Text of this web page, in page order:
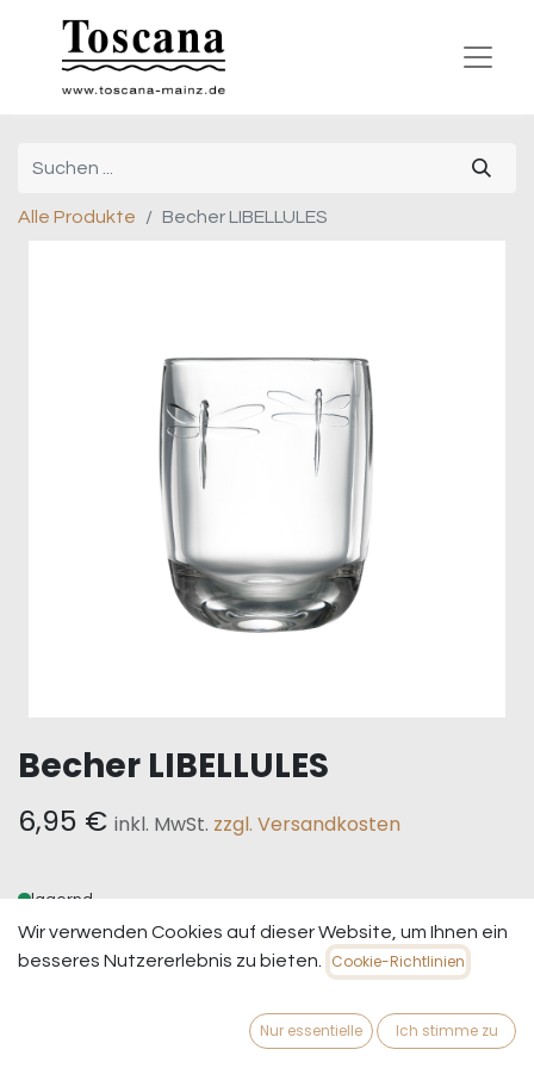
Alle Produkte Becher LIBELLULES
Becher LIBELLULES
6,95 € inkl. MwSt. zzgl. Versandkosten
lagernd
Wir verwenden Cookies auf dieser Website, um Ihnen ein
besseres Nutzererlebnis zu bieten.
Cookie-Richtlinien
Nur essentielle Ich stimme zu